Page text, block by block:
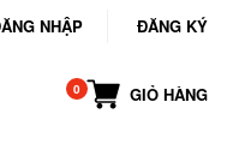
NHẬP ĐĂNG KÝ
GIỎ HÀNG